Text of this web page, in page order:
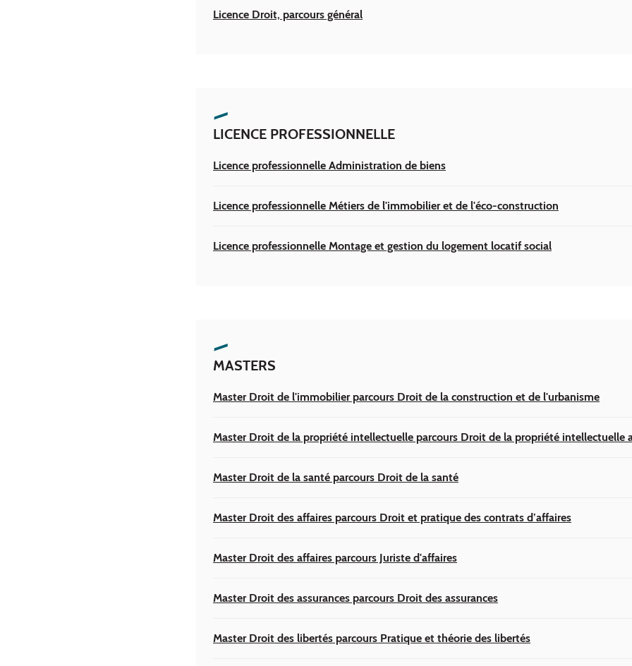
Licence Droit, parcours général
LICENCE PROFESSIONNELLE
Licence professionnelle Administration de biens
Licence professionnelle Métiers de l'immobilier et de l'éco-construction
Licence professionnelle Montage et gestion du logement locatif social
MASTERS
Master Droit de l'immobilier parcours Droit de la construction et de l'urbanisme
Master Droit de la propriété intellectuelle parcours Droit de la propriété intellectuelle
Master Droit de la santé parcours Droit de la santé
Master Droit des affaires parcours Droit et pratique des contrats d’affaires
Master Droit des affaires parcours Juriste d'affaires
Master Droit des assurances parcours Droit des assurances
Master Droit des libertés parcours Pratique et théorie des libertés